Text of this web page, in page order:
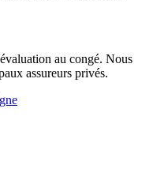
au congé. Nous
assureurs privés.